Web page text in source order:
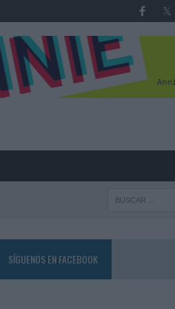
SÍGUENOS EN FACEBOOK